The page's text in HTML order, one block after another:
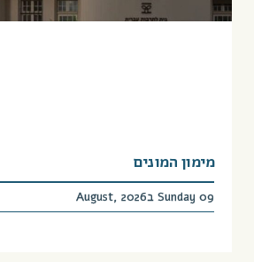
מימון המונים
Sunday 09 בAugust, 2026